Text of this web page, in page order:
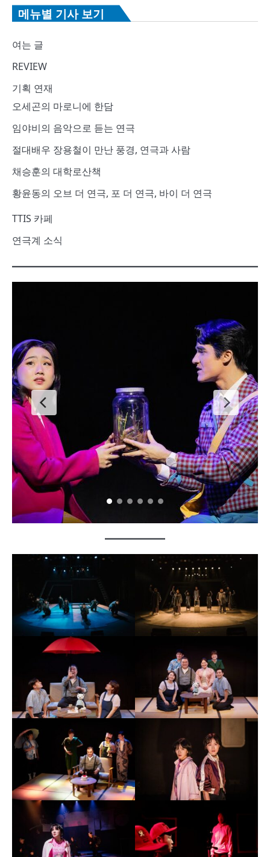
메뉴별 기사 보기
여는 글
REVIEW
기획 연재
오세곤의 마로니에 한담
임야비의 음악으로 듣는 연극
절대배우 장용철이 만난 풍경, 연극과 사람
채승훈의 대학로산책
황윤동의 오브 더 연극, 포 더 연극, 바이 더 연극
TTIS 카페
연극계 소식